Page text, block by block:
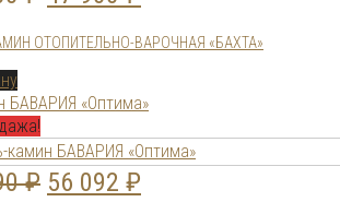
составляла
54
47
900 ₽.
ОТОПИТЕЛЬНО-ВАРОЧНАЯ «БАХТА»
₽ Первоначальная
56 092 ₽